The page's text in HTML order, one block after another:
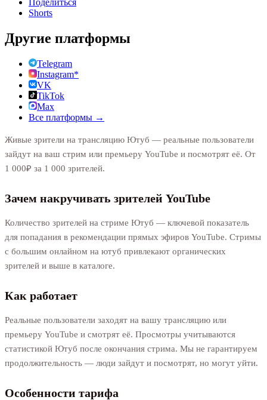
Поделиться
Shorts
Другие платформы
Telegram
Instagram*
VK
TikTok
Max
Все платформы →
Живые зрители на трансляцию Ютуб — реальные пользователи
зайдут на ваш стрим или премьеру YouTube и посмотрят её. От
1 000₽ за 1 000 зрителей.
Зачем накручивать зрителей YouTube
Количество зрителей на стриме Ютуб — ключевой показатель
для попадания в рекомендации прямых эфиров YouTube. Стримы
с большим онлайном на ютуб привлекают органических
зрителей и выше в каталоге.
Как работает
Реальные пользователи заходят на вашу трансляцию или
премьеру YouTube и смотрят её. Просмотры учитываются
статистикой Ютуб после окончания стрима. Мы не гарантируем
продолжительность — люди зайдут и посмотрят, но могут уйти.
Особенности тарифа